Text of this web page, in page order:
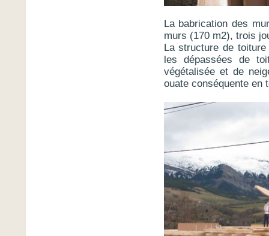
La babrication des
murs (170 m2), trois
La structure de
les dépassées de
végétalisée et de
ouate conséquente en